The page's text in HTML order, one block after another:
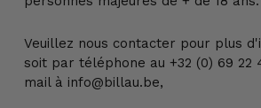
Veuillez nous contacter pour plus
soit par téléphone au +32 (0) 69 22
mail à info@billau.be,